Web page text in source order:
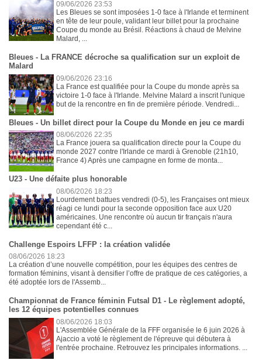
09/06/2026 23:53
Les Bleues se sont imposées 1-0 face à l'Irlande et terminent
en tête de leur poule, validant leur billet pour la prochaine
Coupe du monde au Brésil. Réactions à chaud de Melvine
Malard, ...
Bleues - La FRANCE décroche sa qualification sur un exploit de
Malard
09/06/2026 23:16
La France est qualifiée pour la Coupe du monde après sa
victoire 1-0 face à l'Irlande. Melvine Malard a inscrit l'unique
but de la rencontre en fin de première période. Vendredi...
Bleues - Un billet direct pour la Coupe du Monde en jeu ce mardi
08/06/2026 22:35
La France jouera sa qualification directe pour la Coupe du
monde 2027 contre l'Irlande ce mardi à Grenoble (21h10,
France 4) Après une campagne en forme de monta...
U23 - Une défaite plus honorable
08/06/2026 18:23
Lourdement battues vendredi (0-5), les Françaises ont mieux
réagi ce lundi pour la seconde opposition face aux U20
américaines. Une rencontre où aucun tir français n'aura
cependant été c...
Challenge Espoirs LFFP : la création validée
08/06/2026 18:23
La création d’une nouvelle compétition, pour les équipes des centres de
formation féminins, visant à densifier l’offre de pratique de ces catégories, a
été adoptée lors de l'Assemb...
Championnat de France féminin Futsal D1 - Le règlement adopté,
les 12 équipes potentielles connues
08/06/2026 18:03
L'Assemblée Générale de la FFF organisée le 6 juin 2026 à
Ajaccio a voté le règlement de l'épreuve qui débutera à
l'entrée prochaine. Retrouvez les principales informations. ...